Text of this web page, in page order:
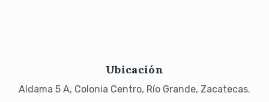
Ubicación
Aldama 5 A, Colonia Centro, Río Grande, Zacatecas.